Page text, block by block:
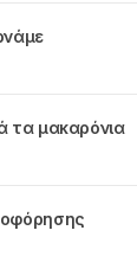
τα μακαρόνια